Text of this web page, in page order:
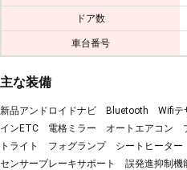
ドア数
車台番号
主な装備
新品アンドロイドナビ Bluetooth Wifi
インETC 電格ミラー オートエアコン
トライト フォグランプ シートヒータ
センサーブレーキサポート 誤発進抑制